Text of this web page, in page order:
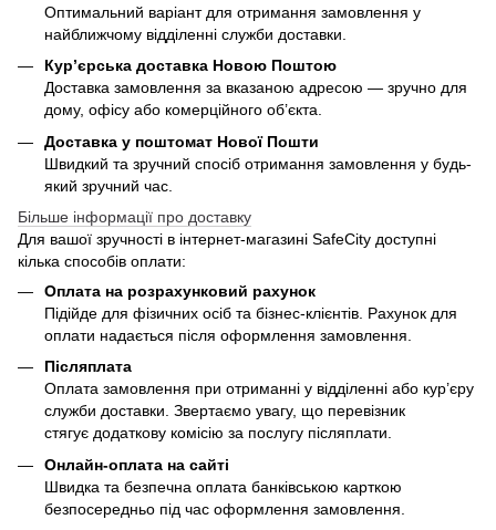
Оптимальний варіант для отримання замовлення у
найближчому відділенні служби доставки.
Кур’єрська доставка Новою Поштою
Доставка замовлення за вказаною адресою — зручно для
дому, офісу або комерційного об’єкта.
Доставка у поштомат Нової Пошти
Швидкий та зручний спосіб отримання замовлення у будь-
який зручний час.
Більше інформації про доставку
Для вашої зручності в інтернет-магазині SafeCity доступні
кілька способів оплати:
Оплата на розрахунковий рахунок
Підійде для фізичних осіб та бізнес-клієнтів. Рахунок для
оплати надається після оформлення замовлення.
Післяплата
Оплата замовлення при отриманні у відділенні або кур’єру
служби доставки. Звертаємо увагу, що перевізник
стягує додаткову комісію за послугу післяплати.
Онлайн-оплата на сайті
Швидка та безпечна оплата банківською карткою
безпосередньо під час оформлення замовлення.